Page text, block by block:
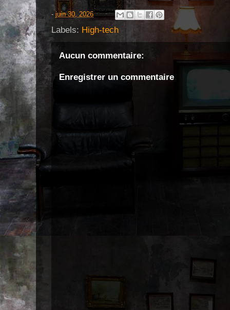
- juin 30, 2026
Labels: High-tech
Aucun commentaire:
Enregistrer un commentaire